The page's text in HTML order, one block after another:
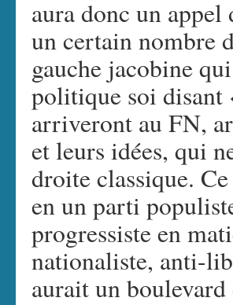
aura donc un
un certain nombre
gauche jacobine
politique soi disant
arriveront au FN,
et leurs idées, qui
droite classique.
en un parti
progressiste en
nationaliste, anti-
aurait un